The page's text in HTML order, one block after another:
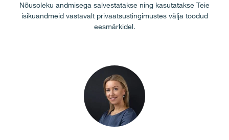
Nõusoleku andmisega salvestatakse ning kasutatakse Teie
isikuandmeid vastavalt privaatsustingimustes välja toodud
eesmärkidel.